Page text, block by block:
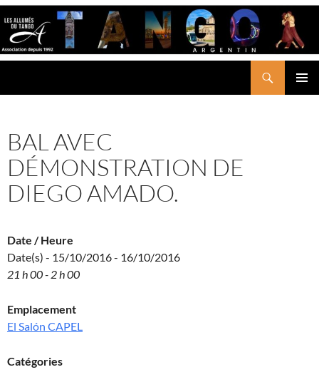
Aller
au
contenu
BAL AVEC
DÉMONSTRATION DE
DIEGO AMADO.
Date / Heure
Date(s) - 15/10/2016 - 16/10/2016
21 h 00 - 2 h 00
Emplacement
El Salón CAPEL
Catégories